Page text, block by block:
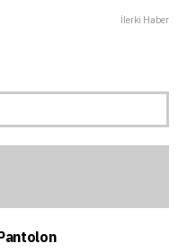
İlerki Haber